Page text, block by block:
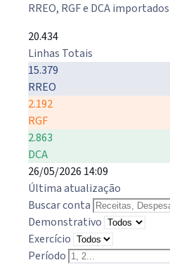
RREO, RGF e DCA
20.434
Linhas Totais
15.379
RREO
2.192
RGF
2.863
DCA
26/05/2026 14:09
Última atualização
Buscar conta
Demonstrativo
Exercício
Período